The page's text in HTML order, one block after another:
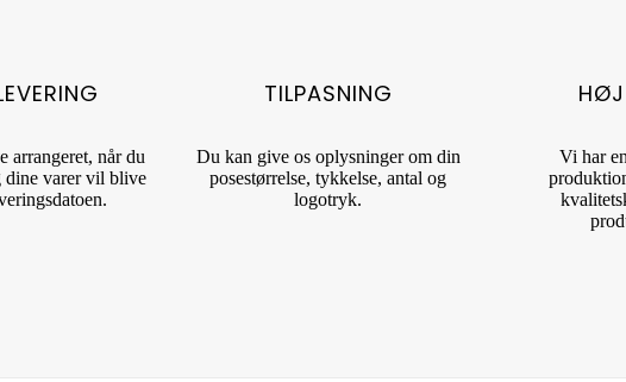
arrangeret, når du
dine varer vil blive
TILPASNING
Du kan give os oplysninger om din
posestørrelse, tykkelse, antal og
logotryk.
HØJ
Vi har